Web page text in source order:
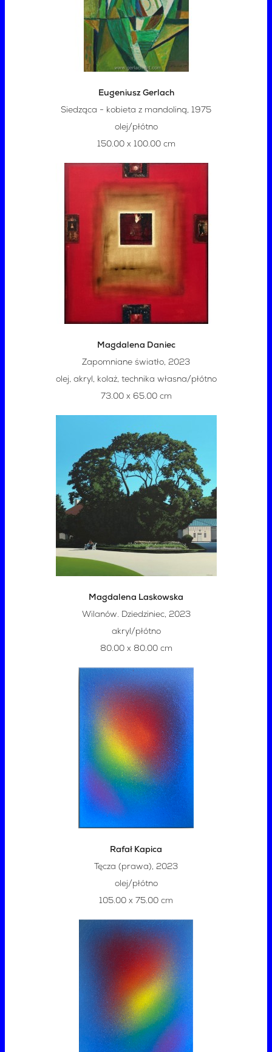
Eugeniusz Gerlach
Siedząca - kobieta z mandoliną, 1975
olej/płótno
150.00 x 100.00 cm
Magdalena Daniec
Zapomniane światło, 2023
olej, akryl, kolaż, technika własna/płótno
73.00 x 65.00 cm
Magdalena Laskowska
Wilanów. Dziedziniec, 2023
akryl/płótno
80.00 x 80.00 cm
Rafał Kapica
Tęcza (prawa), 2023
olej/płótno
105.00 x 75.00 cm